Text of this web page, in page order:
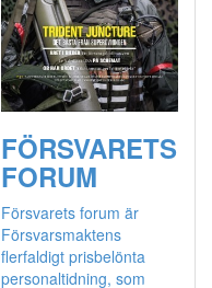
FÖRSVARETS
FORUM
Försvarets forum är
Försvarsmaktens
flerfaldigt prisbelönta
personaltidning, som